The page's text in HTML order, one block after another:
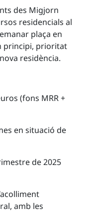
des Migjorn
residencials al
plaça en
principi, prioritat
residència.
(fons MRR +
en situació de
de 2025
amb les